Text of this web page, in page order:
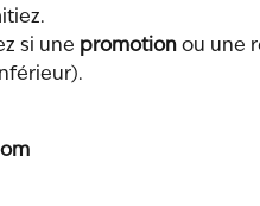
si une promotion ou une